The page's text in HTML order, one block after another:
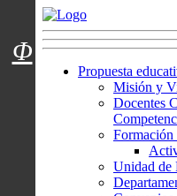
Menú usuarios
Propuesta
Misión y
Docentes
Formación
Unidad de
Φ